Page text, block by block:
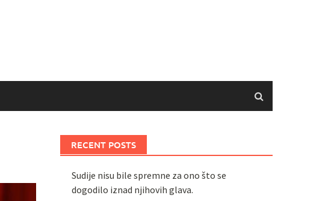
RECENT POSTS
Sudije nisu bile spremne za ono što se
dogodilo iznad njihovih glava.